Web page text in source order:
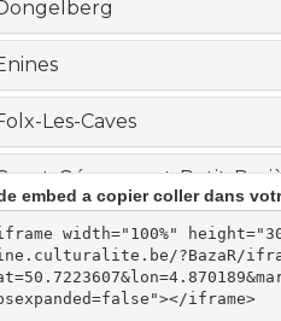
embed a copier coller dans
width="100%"
?BazaR/
iframe>